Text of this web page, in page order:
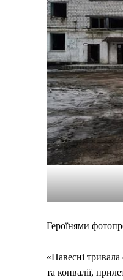
Героїнями
«Навесні
та конвалії,